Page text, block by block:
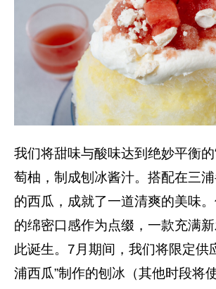
我们将甜味与酸味达到绝妙平衡的
萄柚，制成刨冰酱汁。搭配在三
的西瓜，成就了一道清爽的美味
的绵密口感作为点缀，一款充满
此诞生。7月期间，我们将限定供
浦西瓜”制作的刨冰（其他时段将